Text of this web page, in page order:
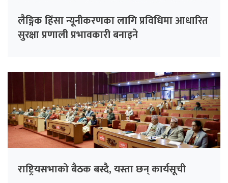
लैङ्गिक हिंसा न्यूनीकरणका लागि प्रविधिमा आधारित
सुरक्षा प्रणाली प्रभावकारी बनाइने
राष्ट्रियसभाको बैठक बस्दै, यस्ता छन् कार्यसूची